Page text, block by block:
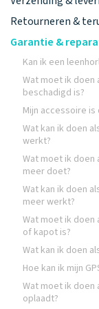
Retourneren &
Garantie &
Kan ik een
Wat moet ik doen
beschadigd is?
Mijn accessoire
Wat kan ik doen
werkt?
Wat moet ik doen
meer doet?
Wat kan ik doen
meer werkt?
Wat moet ik doen
of kapot is?
Wat kan ik doen
Hoe kan ik mijn
Wat moet ik doen
oplaadt?